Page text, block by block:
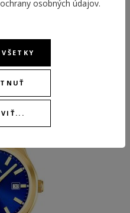
osobných údajov.